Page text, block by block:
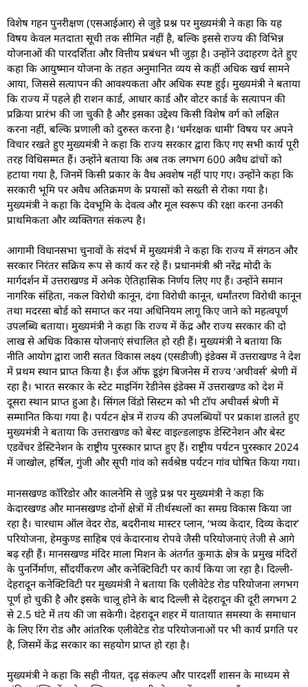
विशेष गहन पुनरीक्षण (एसआईआर) से जुड़े प्रश्न पर मुख्यमंत्री ने कहा कि यह
विषय केवल मतदाता सूची तक सीमित नहीं है, बल्कि इससे राज्य की विभिन्न
योजनाओं की पारदर्शिता और वित्तीय प्रबंधन भी जुड़ा है। उन्होंने उदाहरण देते हुए
कहा कि आयुष्मान योजना के तहत अनुमानित व्यय से कहीं अधिक खर्च सामने
आया, जिससे सत्यापन की आवश्यकता और अधिक स्पष्ट हुई। मुख्यमंत्री ने बताया
कि राज्य में पहले ही राशन कार्ड, आधार कार्ड और वोटर कार्ड के सत्यापन की
प्रक्रिया प्रारंभ की जा चुकी है और इसका उद्देश्य किसी विशेष वर्ग को लक्षित
करना नहीं, बल्कि प्रणाली को दुरुस्त करना है। ‘धर्मरक्षक धामी’ विषय पर अपने
विचार रखते हुए मुख्यमंत्री ने कहा कि राज्य सरकार द्वारा किए गए सभी कार्य पूरी
तरह विधिसम्मत हैं। उन्होंने बताया कि अब तक लगभग 600 अवैध ढांचों को
हटाया गया है, जिनमें किसी प्रकार के वैध अवशेष नहीं पाए गए। उन्होंने कहा कि
सरकारी भूमि पर अवैध अतिक्रमण के प्रयासों को सख्ती से रोका गया है।
मुख्यमंत्री ने कहा कि देवभूमि के देवत्व और मूल स्वरूप की रक्षा करना उनकी
प्राथमिकता और व्यक्तिगत संकल्प है।
आगामी विधानसभा चुनावों के संदर्भ में मुख्यमंत्री ने कहा कि राज्य में संगठन और
सरकार निरंतर सक्रिय रूप से कार्य कर रहे हैं। प्रधानमंत्री श्री नरेंद्र मोदी के
मार्गदर्शन में उत्तराखण्ड में अनेक ऐतिहासिक निर्णय लिए गए हैं। उन्होंने समान
नागरिक संहिता, नकल विरोधी कानून, दंगा विरोधी कानून, धर्मांतरण विरोधी कानून
तथा मदरसा बोर्ड को समाप्त कर नया अधिनियम लागू किए जाने को महत्वपूर्ण
उपलब्धि बताया। मुख्यमंत्री ने कहा कि राज्य में केंद्र और राज्य सरकार की दो
लाख से अधिक विकास योजनाएं संचालित हो रही हैं। मुख्यमंत्री ने बताया कि
नीति आयोग द्वारा जारी सतत विकास लक्ष्य (एसडीजी) इंडेक्स में उत्तराखण्ड ने देश
में प्रथम स्थान प्राप्त किया है। ईज ऑफ डूइंग बिजनेस में राज्य ‘अचीवर्स’ श्रेणी में
रहा है। भारत सरकार के स्टेट माइनिंग रेडीनेस इंडेक्स में उत्तराखण्ड को देश में
दूसरा स्थान प्राप्त हुआ है। सिंगल विंडो सिस्टम को भी टॉप अचीवर्स श्रेणी में
सम्मानित किया गया है। पर्यटन क्षेत्र में राज्य की उपलब्धियों पर प्रकाश डालते हुए
मुख्यमंत्री ने बताया कि उत्तराखण्ड को बेस्ट वाइल्डलाइफ डेस्टिनेशन और बेस्ट
एडवेंचर डेस्टिनेशन के राष्ट्रीय पुरस्कार प्राप्त हुए हैं। राष्ट्रीय पर्यटन पुरस्कार 2024
में जाखोल, हर्षिल, गुंजी और सूपी गांव को सर्वश्रेष्ठ पर्यटन गांव घोषित किया गया।
मानसखण्ड कॉरिडोर और कालनेमि से जुड़े प्रश्न पर मुख्यमंत्री ने कहा कि
केदारखण्ड और मानसखण्ड दोनों क्षेत्रों में तीर्थस्थलों का समग्र विकास किया जा
रहा है। चारधाम ऑल वेदर रोड, बदरीनाथ मास्टर प्लान, ‘भव्य केदार, दिव्य केदार’
परियोजना, हेमकुण्ड साहिब एवं केदारनाथ रोपवे जैसी परियोजनाएं तेजी से आगे
बढ़ रही हैं। मानसखण्ड मंदिर माला मिशन के अंतर्गत कुमाऊं क्षेत्र के प्रमुख मंदिरों
के पुनर्निर्माण, सौंदर्यीकरण और कनेक्टिविटी पर कार्य किया जा रहा है। दिल्ली-
देहरादून कनेक्टिविटी पर मुख्यमंत्री ने बताया कि एलीवेटेड रोड परियोजना लगभग
पूर्ण हो चुकी है और इसके चालू होने के बाद दिल्ली से देहरादून की दूरी लगभग 2
से 2.5 घंटे में तय की जा सकेगी। देहरादून शहर में यातायात समस्या के समाधान
के लिए रिंग रोड और आंतरिक एलीवेटेड रोड परियोजनाओं पर भी कार्य प्रगति पर
है, जिसमें केंद्र सरकार का सहयोग प्राप्त हो रहा है।
मुख्यमंत्री ने कहा कि सही नीयत, दृढ़ संकल्प और पारदर्शी शासन के माध्यम से